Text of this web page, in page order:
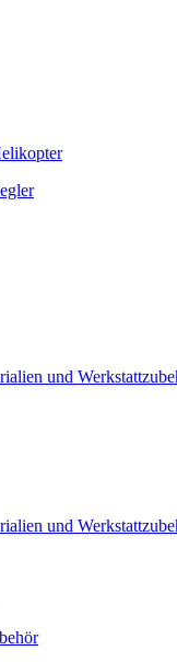
und
und